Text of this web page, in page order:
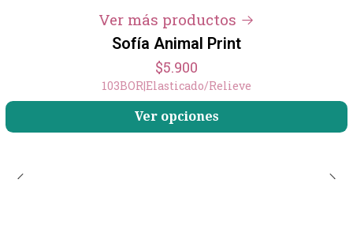
Ver más productos
Sofía Animal Print
$5.900
103BOR|Elasticado/Relieve
Ver opciones